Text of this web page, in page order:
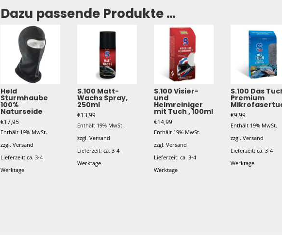
Dazu passende Produkte …
Held
Sturmhaube
100%
Naturseide
€17,95
Enthält 19% MwSt.
zzgl. Versand
Lieferzeit: ca. 3-4
Werktage
S.100 Matt-
Wachs Spray,
250ml
€13,99
Enthält 19% MwSt.
zzgl. Versand
Lieferzeit: ca. 3-4
Werktage
S.100 Visier-
und
Helmreiniger
mit Tuch , 100ml
€14,99
Enthält 19% MwSt.
zzgl.Versand
Lieferzeit: ca. 3-4
Werktage
S.100 Das
Premium
€9,99
Enthält 19% MwSt.
zzgl.Versand
Lieferzeit: ca. 3-4
Werktage